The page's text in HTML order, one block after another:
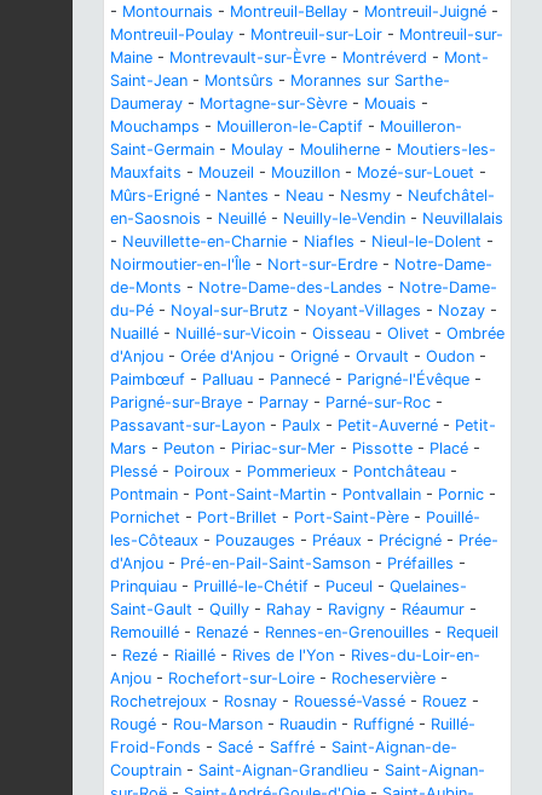
- Montournais - Montreuil-Bellay - Montreuil-Juigné -
Montreuil-Poulay - Montreuil-sur-Loir - Montreuil-sur-
Maine - Montrevault-sur-Èvre - Montréverd - Mont-
Saint-Jean - Montsûrs - Morannes sur Sarthe-
Daumeray - Mortagne-sur-Sèvre - Mouais -
Mouchamps - Mouilleron-le-Captif - Mouilleron-
Saint-Germain - Moulay - Mouliherne - Moutiers-les-
Mauxfaits - Mouzeil - Mouzillon - Mozé-sur-Louet -
Mûrs-Erigné - Nantes - Neau - Nesmy - Neufchâtel-
en-Saosnois - Neuillé - Neuilly-le-Vendin - Neuvillalais
- Neuvillette-en-Charnie - Niafles - Nieul-le-Dolent -
Noirmoutier-en-l'Île - Nort-sur-Erdre - Notre-Dame-
de-Monts - Notre-Dame-des-Landes - Notre-Dame-
du-Pé - Noyal-sur-Brutz - Noyant-Villages - Nozay -
Nuaillé - Nuillé-sur-Vicoin - Oisseau - Olivet - Ombrée
d'Anjou - Orée d'Anjou - Origné - Orvault - Oudon -
Paimbœuf - Palluau - Pannecé - Parigné-l'Évêque -
Parigné-sur-Braye - Parnay - Parné-sur-Roc -
Passavant-sur-Layon - Paulx - Petit-Auverné - Petit-
Mars - Peuton - Piriac-sur-Mer - Pissotte - Placé -
Plessé - Poiroux - Pommerieux - Pontchâteau -
Pontmain - Pont-Saint-Martin - Pontvallain - Pornic -
Pornichet - Port-Brillet - Port-Saint-Père - Pouillé-
les-Côteaux - Pouzauges - Préaux - Précigné - Prée-
d'Anjou - Pré-en-Pail-Saint-Samson - Préfailles -
Prinquiau - Pruillé-le-Chétif - Puceul - Quelaines-
Saint-Gault - Quilly - Rahay - Ravigny - Réaumur -
Remouillé - Renazé - Rennes-en-Grenouilles - Requeil
- Rezé - Riaillé - Rives de l'Yon - Rives-du-Loir-en-
Anjou - Rochefort-sur-Loire - Rocheservière -
Rochetrejoux - Rosnay - Rouessé-Vassé - Rouez -
Rougé - Rou-Marson - Ruaudin - Ruffigné - Ruillé-
Froid-Fonds - Sacé - Saffré - Saint-Aignan-de-
Couptrain - Saint-Aignan-Grandlieu - Saint-Aignan-